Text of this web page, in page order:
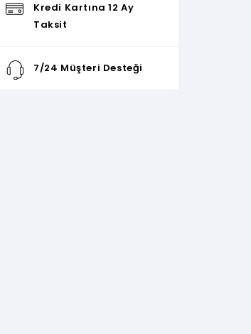
Kredi Kartına 12 Ay
Taksit
7/24 Müşteri Desteği